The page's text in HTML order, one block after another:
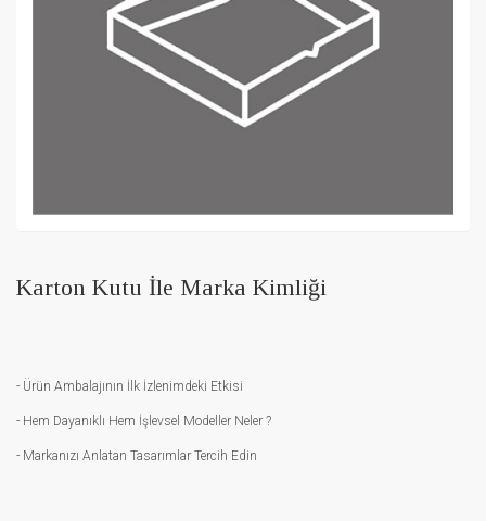
Karton Kutu İle Marka Kimliği
- Ürün Ambalajının İlk İzlenimdeki Etkisi
- Hem Dayanıklı Hem İşlevsel Modeller Neler ?
- Markanızı Anlatan Tasarımlar Tercih Edin